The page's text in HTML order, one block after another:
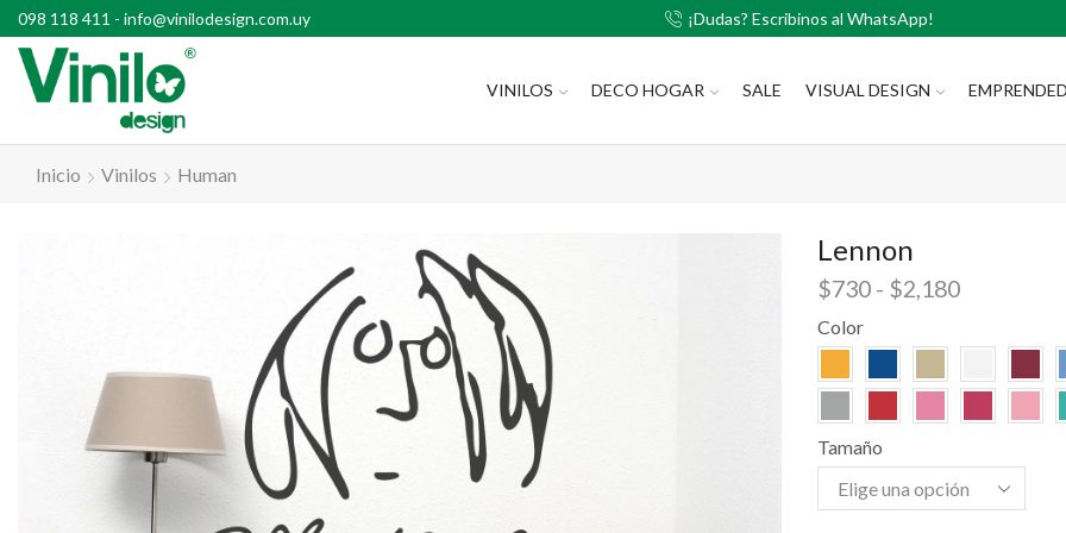
098 118 411 - info@vinilodesign.com.uy
con compras superiores a $2500 ¡Dudas? Escribinos al WhatsApp!
VINILOS DECO HOGAR SALE VISUAL DESIGN
Inicio Vinilos Human
Lennon
$730 - $2,180
Color
Tamaño